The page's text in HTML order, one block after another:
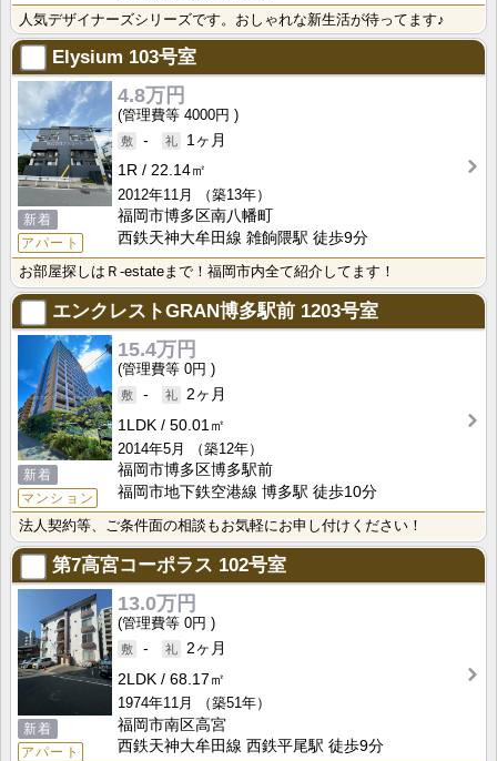
人気デザイナーズシリーズです。おしゃれな新生活が待ってます♪
Elysium 103号室
新着
アパート
4.8万円
4000円
-
1ヶ月
1R
22.14㎡
2012年11月
（築13年）
福岡市博多区南八幡町
西鉄天神大牟田線 雑餉隈駅 徒歩9分
お部屋探しはＲ-estateまで！福岡市内全て紹介してます！
エンクレストGRAN博多駅前 1203号室
新着
マンション
15.4万円
0円
-
2ヶ月
1LDK
50.01㎡
2014年5月
（築12年）
福岡市博多区博多駅前
福岡市地下鉄空港線 博多駅 徒歩10分
法人契約等、ご条件面の相談もお気軽にお申し付けください！
第7高宮コーポラス 102号室
新着
アパート
13.0万円
0円
-
2ヶ月
2LDK
68.17㎡
1974年11月
（築51年）
福岡市南区高宮
西鉄天神大牟田線 西鉄平尾駅 徒歩9分